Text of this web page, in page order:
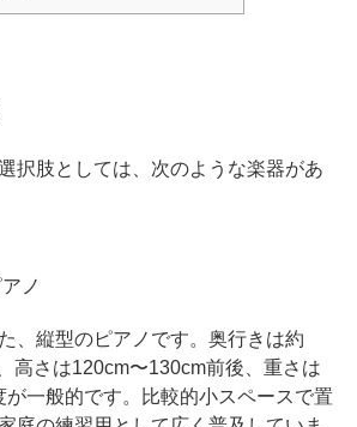
択肢としては、次のような楽器があ
ノ
、縦型のピアノです。奥行きは約
高さは120cm〜130cm前後、重さは
が一般的です。比較的小スペースで置